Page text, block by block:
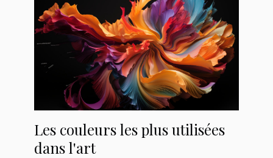
Les couleurs les plus utilisées
dans l'art